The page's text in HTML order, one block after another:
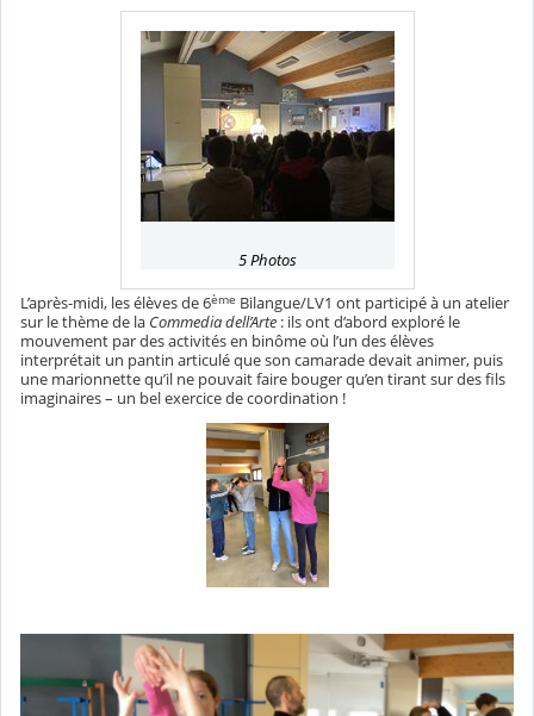
5 Photos
L’après-midi, les élèves de 6ème Bilangue/LV1 ont participé à un atelier
sur le thème de la Commedia dell’Arte : ils ont d’abord exploré le
mouvement par des activités en binôme où l’un des élèves
interprétait un pantin articulé que son camarade devait animer, puis
une marionnette qu’il ne pouvait faire bouger qu’en tirant sur des fils
imaginaires – un bel exercice de coordination !